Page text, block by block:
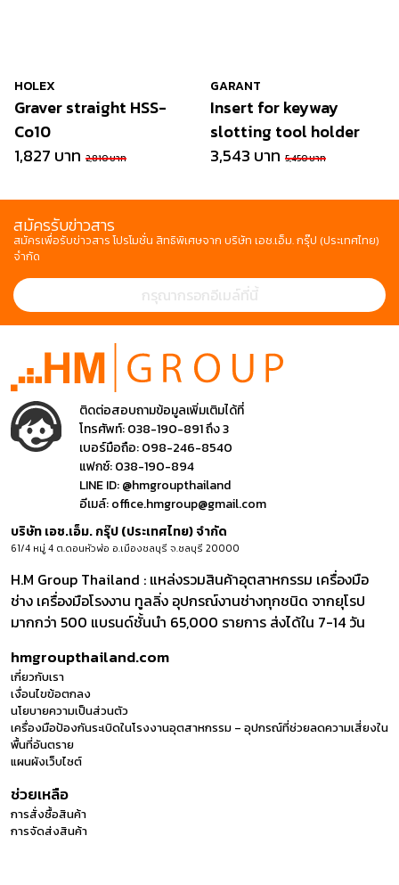
HOLEX
Graver straight HSS-
Co10
1,827 บาท 2,810 บาท
GARANT
Insert for keyway
slotting tool holder
3,543 บาท 5,450 บาท
สมัครรับข่าวสาร
สมัครเพื่อรับข่าวสาร โปรโมชั่น สิทธิพิเศษจาก บริษัท เอช.เอ็ม. กรุ๊ป (ประเทศไทย)
จำกัด
ติดต่อสอบถามข้อมูลเพิ่มเติมได้ที่
โทรศัพท์:038-190-891 ถึง 3
เบอร์มือถือ:098-246-8540
แฟกซ์:038-190-894
LINE ID:@hmgroupthailand
อีเมล์:office.hmgroup@gmail.com
บริษัท เอช.เอ็ม. กรุ๊ป (ประเทศไทย) จำกัด
61/4 หมู่ 4 ต.ดอนหัวฬ่อ อ.เมืองชลบุรี จ.ชลบุรี 20000
H.M Group Thailand : แหล่งรวมสินค้าอุตสาหกรรม เครื่องมือ
ช่าง เครื่องมือโรงงาน ทูลลิ่ง อุปกรณ์งานช่างทุกชนิด จากยุโรป
มากกว่า 500 แบรนด์ชั้นนำ 65,000 รายการ ส่งได้ใน 7-14 วัน
hmgroupthailand.com
เกี่ยวกับเรา
เงื่อนไขข้อตกลง
นโยบายความเป็นส่วนตัว
เครื่องมือป้องกันระเบิดในโรงงานอุตสาหกรรม – อุปกรณ์ที่ช่วยลดความเสี่ยงใน
พื้นที่อันตราย
แผนผังเว็บไซต์
ช่วยเหลือ
การสั่งซื้อสินค้า
การจัดส่งสินค้า